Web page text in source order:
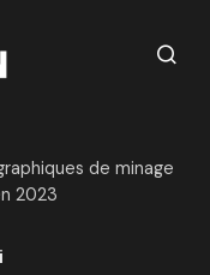
de minage
2023